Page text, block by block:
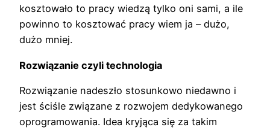
kosztowało to pracy wiedzą tylko oni sami, a ile
powinno to kosztować pracy wiem ja – dużo,
dużo mniej.
Rozwiązanie czyli technologia
Rozwiązanie nadeszło stosunkowo niedawno i
jest ściśle związane z rozwojem dedykowanego
oprogramowania. Idea kryjąca się za takim